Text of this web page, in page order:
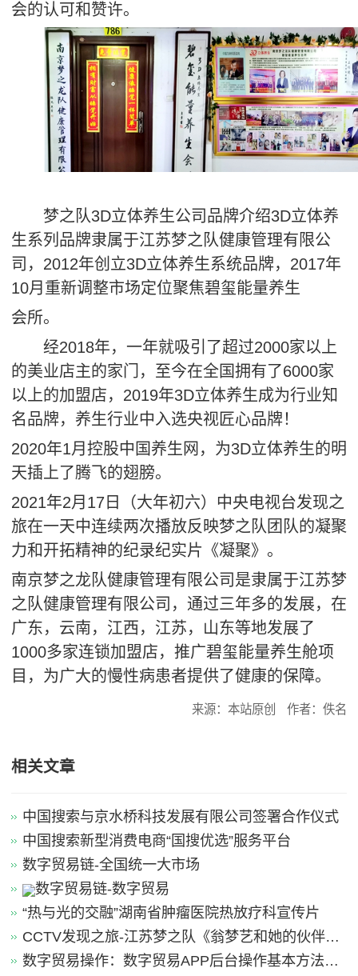
会的认可和赞许。
梦之队3D立体养生公司品牌介绍3D立体养
生系列品牌隶属于江苏梦之队健康管理有限公
司， 2012年创立3D立体养生系统品牌， 2017年
10月重新调整市场定位聚焦碧玺能量养生
会所。
经2018年，一年就吸引了超过2000家以上
的美业店主的家门，至今在全国拥有了6000家
以上的加盟店， 2019年3D立体养生成为行业知
名品牌，养生行业中入选央视匠心品牌！
2020年1月控股中国养生网，为3D立体养生的明
天插上了腾飞的翅膀。
2021年2月 17 日（大年初六）中央电视台发现之
旅在一天中连续两次播放反映梦之队团队的凝聚
力和开拓精神的纪录纪实片《凝聚》。
南京梦之龙队健康管理有限公司是隶属于江苏梦
之队健康管理有限公司，通过三年多的发展，在
广东，云南，江西，江苏，山东等地发展了
1000多家连锁加盟店，推广碧玺能量养生舱项
目，为广大的慢性病患者提供了健康的保障。
来源：本站原创 作者：佚名
相关文章
中国搜索与京水桥科技发展有限公司签署合作仪式
中国搜索新型消费电商“国搜优选”服务平台
数字贸易链-全国统一大市场
数字贸易链-数字贸易
“热与光的交融”湖南省肿瘤医院热放疗科宣传片
CCTV发现之旅-江苏梦之队《翁梦艺和她的伙伴
们》
数字贸易操作：数字贸易APP后台操作基本方法引